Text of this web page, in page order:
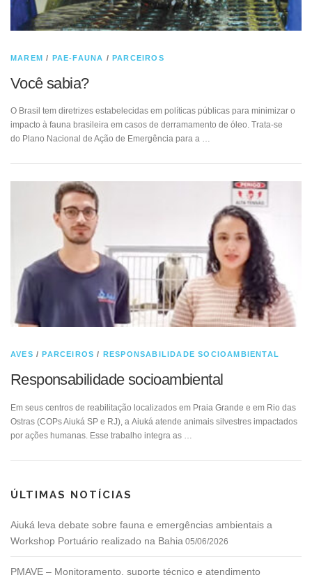
MAREM / PAE-FAUNA / PARCEIROS
Você sabia?
O Brasil tem diretrizes estabelecidas em políticas públicas para minimizar o
impacto à fauna brasileira em casos de derramamento de óleo. Trata-se
do Plano Nacional de Ação de Emergência para a …
AVES / PARCEIROS / RESPONSABILIDADE SOCIOAMBIENTAL
Responsabilidade socioambiental
Em seus centros de reabilitação localizados em Praia Grande e em Rio das
Ostras (COPs Aiuká SP e RJ), a Aiuká atende animais silvestres impactados
por ações humanas. Esse trabalho integra as …
ÚLTIMAS NOTÍCIAS
Aiuká leva debate sobre fauna e emergências ambientais a
Workshop Portuário realizado na Bahia 05/06/2026
PMAVE – Monitoramento, suporte técnico e atendimento